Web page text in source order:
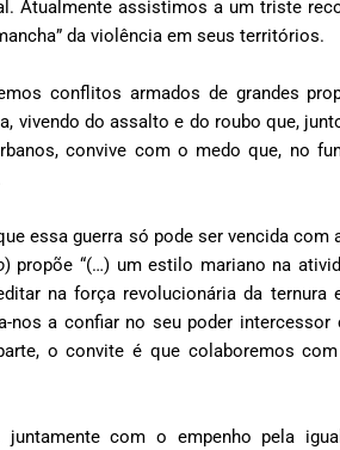
Atualmente assistimos a um triste
da violência em seus territórios.
conflitos armados de grandes
vivendo do assalto e do roubo que,
convive com o medo que, no
essa guerra só pode ser vencida
) propõe “(…) um estilo mariano na
na força revolucionária da
nos a confiar no seu poder
o convite é que colaboremos
com o empenho pela